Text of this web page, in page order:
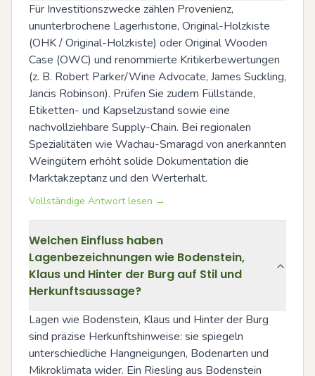
Für Investitionszwecke zählen Provenienz,
ununterbrochene Lagerhistorie, Original-Holzkiste
(OHK / Original-Holzkiste) oder Original Wooden
Case (OWC) und renommierte Kritikerbewertungen
(z. B. Robert Parker/Wine Advocate, James Suckling,
Jancis Robinson). Prüfen Sie zudem Füllstände,
Etiketten- und Kapselzustand sowie eine
nachvollziehbare Supply-Chain. Bei regionalen
Spezialitäten wie Wachau-Smaragd von anerkannten
Weingütern erhöht solide Dokumentation die
Marktakzeptanz und den Werterhalt.
Vollständige Antwort lesen →
Welchen Einfluss haben
Lagenbezeichnungen wie Bodenstein,
Klaus und Hinter der Burg auf Stil und
Herkunftsaussage?
Lagen wie Bodenstein, Klaus und Hinter der Burg
sind präzise Herkunftshinweise: sie spiegeln
unterschiedliche Hangneigungen, Bodenarten und
Mikroklimata wider. Ein Riesling aus Bodenstein